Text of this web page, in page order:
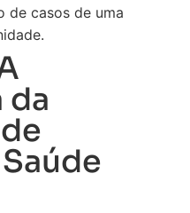
de casos de uma
da